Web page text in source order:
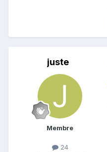
juste
Membre
24